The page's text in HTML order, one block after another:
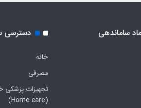
ساماندهی دسترسی
خانه
مصرفی
تجهیزات پزشکی
(Home care)